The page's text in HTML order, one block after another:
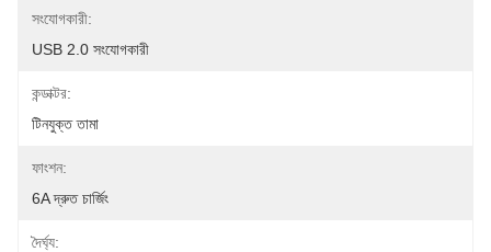
সংযোগকারী:
USB 2.0 সংযোগকারী
কন্ডাক্টর:
টিনযুক্ত তামা
ফাংশন:
6A দ্রুত চার্জিং
দৈর্ঘ্য: